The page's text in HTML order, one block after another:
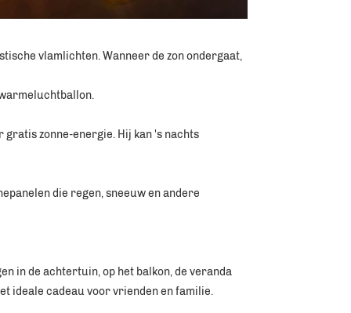
vlamlichten. Wanneer de zon ondergaat,
zonne-energie. Hij kan 's nachts
die regen, sneeuw en andere
in de achtertuin, op het balkon, de veranda
ideale cadeau voor vrienden en familie.